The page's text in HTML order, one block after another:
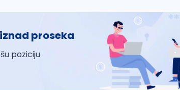
proseka
poziciju